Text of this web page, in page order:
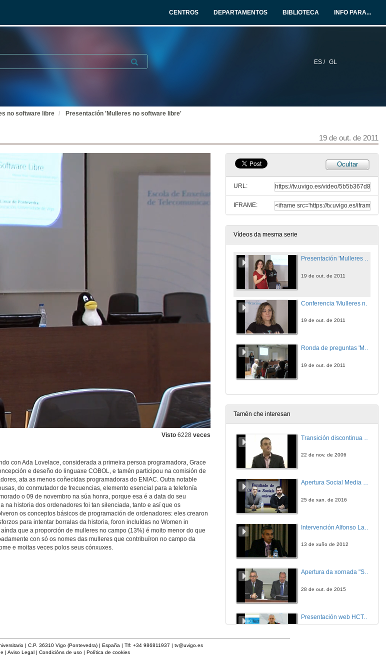
CENTROS DEPARTAMENTOS BIBLIOTECA INFO PARA...
ES / GL
Submit
no software libre Presentación 'Mulleres no software libre'
19 de out. de 2011
Visto 6228 veces
con Ada Lovelace, considerada a primeira persoa programadora, Grace
e deseño do linguaxe COBOL, e tamén participou na comisión de
ata as menos coñecidas programadoras do ENIAC. Outra notable
do conmutador de frecuencias, elemento esencial para a telefonía
o 09 de novembro na súa honra, porque esa é a data do seu
na historia dos ordenadores foi tan silenciada, tanto e así que os
os conceptos básicos de programación de ordenadores: eles crearon
para intentar borralas da historia, foron incluídas no Women in
que a proporción de mulleres no campo (13%) é moito menor do que
con só os nomes das mulleres que contribuíron no campo da
e moitas veces polos seus cónxuxes.
Ocultar
URL:
IFRAME:
Vídeos da mesma serie
Presentación 'Mulleres no software libre'
19 de out. de 2011
19 de out. de 2011
Ronda de preguntas 'Mulleres no software libre'
19 de out. de 2011
Tamén che interesan
22 de nov. de 2006
Apertura Social Media Day 2016
25 de xan. de 2016
13 de xuño de 2012
Apertura da xornada "Smart-Energy, Smart-City"
28 de out. de 2015
Presentación web HCTech
| C.P. 36310 Vigo (Pontevedra) | España | Tlf: +34 986811937 | tv@uvigo.es
| Aviso Legal| Condicións de uso| Política de cookies